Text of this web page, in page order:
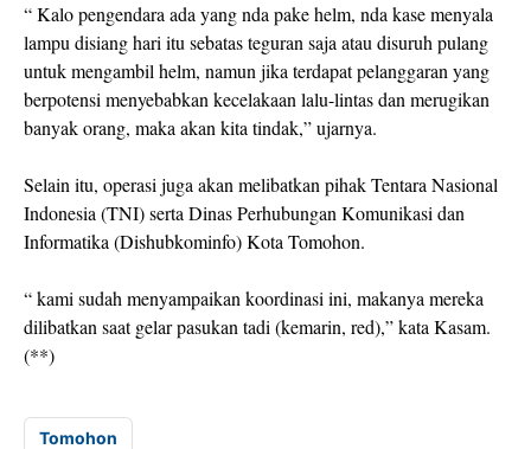
“ Kalo pengendara ada yang nda pake helm, nda kase menyala
lampu disiang hari itu sebatas teguran saja atau disuruh pulang
untuk mengambil helm, namun jika terdapat pelanggaran yang
berpotensi menyebabkan kecelakaan lalu-lintas dan merugikan
banyak orang, maka akan kita tindak,” ujarnya.
Selain itu, operasi juga akan melibatkan pihak Tentara Nasional
Indonesia (TNI) serta Dinas Perhubungan Komunikasi dan
Informatika (Dishubkominfo) Kota Tomohon.
“ kami sudah menyampaikan koordinasi ini, makanya mereka
dilibatkan saat gelar pasukan tadi (kemarin, red),” kata Kasam.
(**)
Tomohon